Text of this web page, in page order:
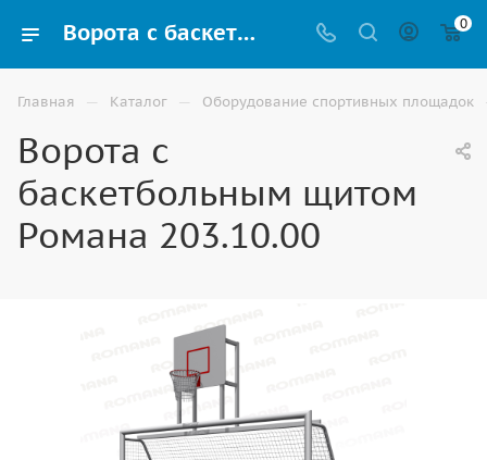
Ворота с баскетбольным щитом Романа 203.10.00 купить для спортивных игр в Элисте 0
Главная — Каталог — Оборудование спортивных площадок
Ворота с
баскетбольным щитом
Романа 203.10.00